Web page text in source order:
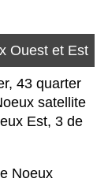
Ouest et Est
43 quarter
satellite
Est, 3 de
Noeux